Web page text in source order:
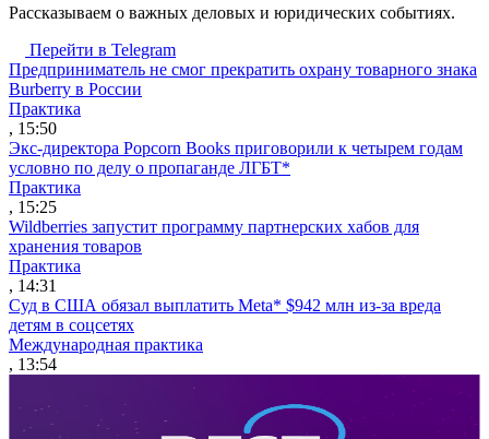
Рассказываем о важных деловых и юридических событиях.
Перейти в Telegram
Предприниматель не смог прекратить охрану товарного знака
Burberry в России
Практика
, 15:50
Экс-директора Popcorn Books приговорили к четырем годам
условно по делу о пропаганде ЛГБТ*
Практика
, 15:25
Wildberries запустит программу партнерских хабов для
хранения товаров
Практика
, 14:31
Суд в США обязал выплатить Meta* $942 млн из-за вреда
детям в соцсетях
Международная практика
, 13:54